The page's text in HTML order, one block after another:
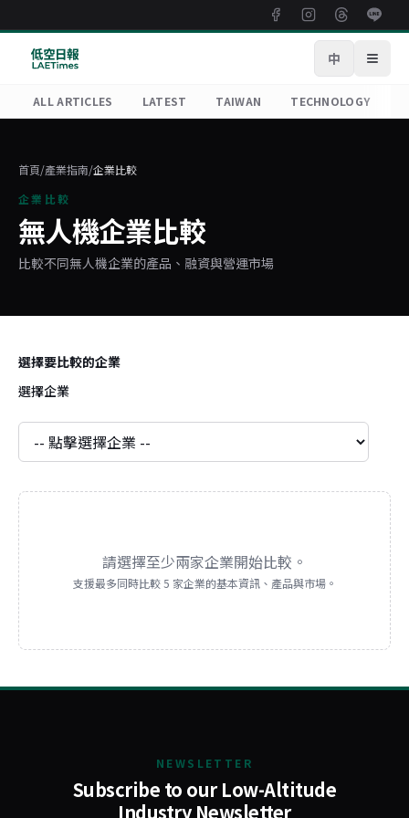
中 Open
ALL ARTICLES LATEST TAIWAN TECHNOLOGY
首頁/產業指南/企業比較
企業比較
無人機企業比較
比較不同無人機企業的產品、融資與營運市場
選擇要比較的企業
選擇企業
請選擇至少兩家企業開始比較。
支援最多同時比較 5 家企業的基本資訊、產品與市場。
NEWSLETTER
Subscribe to our Low-Altitude
Industry Newsletter